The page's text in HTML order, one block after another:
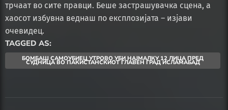
трчаат во сите правци. Беше застрашувачка сцена, а
хаосот избувна веднаш по експлозијата – изјави
очевидец.
TAGGED AS:
БОМБАШ САМОУБИЕЦ УТРОВО УБИ НАЈМАЛКУ 12 ЛИЦА ПРЕД
СУДНИЦА ВО ПАКИСТАНСКИОТ ГЛАВЕН ГРАД ИСЛАМАБАД